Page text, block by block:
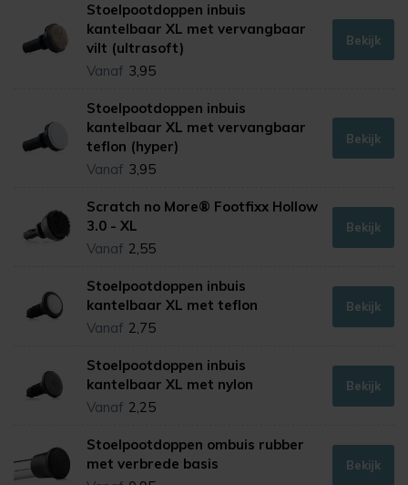
Stoelpootdoppen inbuis
kantelbaar XL met vervangbaar
vilt (ultrasoft)
Vanaf 3,95
Bekijk
Stoelpootdoppen inbuis
kantelbaar XL met vervangbaar
teflon (hyper)
Vanaf 3,95
Bekijk
Scratch no More® Footfixx Hollow
3.0 - XL
Vanaf 2,55
Bekijk
Stoelpootdoppen inbuis
kantelbaar XL met teflon
Vanaf 2,75
Bekijk
Stoelpootdoppen inbuis
kantelbaar XL met nylon
Vanaf 2,25
Bekijk
Stoelpootdoppen ombuis rubber
met verbrede basis
Bekijk